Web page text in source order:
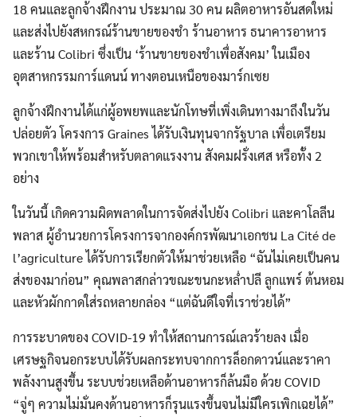
18 คนและลูกจ้างฝึกงาน ประมาณ 30 คน ผลิตอาหารอันสดใหม่
และส่งไปยังสหกรณ์ร้านขายของชำ ร้านอาหาร ธนาคารอาหาร
และร้าน Colibri ซึ่งเป็น ‘ร้านขายของชำเพื่อสังคม’ ในเมือง
อุตสาหกรรมการ์แดนน์ ทางตอนเหนือของมาร์กเซย
ลูกจ้างฝึกงานได้แก่ผู้อพยพและนักโทษที่เพิ่งเดินทางมาถึงในวัน
ปล่อยตัว โครงการ Graines ได้รับเงินทุนจากรัฐบาล เพื่อเตรียม
พวกเขาให้พร้อมสำหรับตลาดแรงงาน สังคมฝรั่งเศส หรือทั้ง 2
อย่าง
ในวันนี้ เกิดความผิดพลาดในการจัดส่งไปยัง Colibri และคาโลลีน
พลาส ผู้อำนวยการโครงการจากองค์กรพัฒนาเอกชน La Cité de
l’agriculture ได้รับการเรียกตัวให้มาช่วยเหลือ “ฉันไม่เคยเป็นคน
ส่งของมาก่อน” คุณพลาสกล่าวขณะขนกะหล่ำปลี ลูกแพร์ ต้นหอม
และหัวผักกาดใส่รถหลายกล่อง “แต่ฉันดีใจที่เราช่วยได้”
การระบาดของ COVID-19 ทำให้สถานการณ์เลวร้ายลง เมื่อ
เศรษฐกิจนอกระบบได้รับผลกระทบจากการล็อกดาวน์และราคา
พลังงานสูงขึ้น ระบบช่วยเหลือด้านอาหารก็ล้นมือ ด้วย COVID
“จู่ๆ ความไม่มั่นคงด้านอาหารก็รุนแรงขึ้นจนไม่มีใครเพิกเฉยได้”